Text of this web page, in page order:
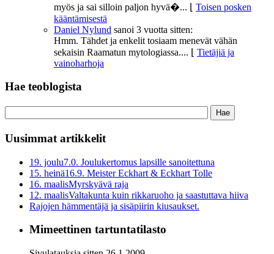
myös ja sai silloin paljon hyvä�...
Toisen posken
kääntämisestä
Daniel Nylund sanoi 3 vuotta sitten:
Hmm. Tähdet ja enkelit tosiaam menevät vähän
sekaisin Raamatun mytologiassa....
Tietäjiä ja
vainoharhoja
Hae teoblogista
Uusimmat artikkelit
19. joulu7.0. Joulukertomus lapsille sanoitettuna
15. heinä16.9. Meister Eckhart & Eckhart Tolle
16. maalisMyrskyävä raja
12. maalisValtakunta kuin rikkaruoho ja saastuttava hiiva
Rajojen hämmentäjä ja sisäpiirin kiusaukset.
Mimeettinen tartuntatilasto